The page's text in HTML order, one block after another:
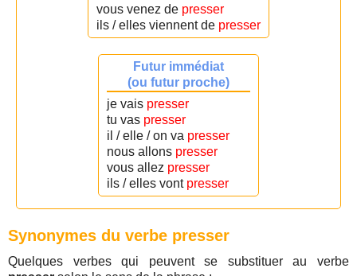
vous venez de presser
ils / elles viennent de presser
Futur immédiat
(ou futur proche)
je vais presser
tu vas presser
il / elle / on va presser
nous allons presser
vous allez presser
ils / elles vont presser
Synonymes du verbe presser
Quelques verbes qui peuvent se substituer au verbe